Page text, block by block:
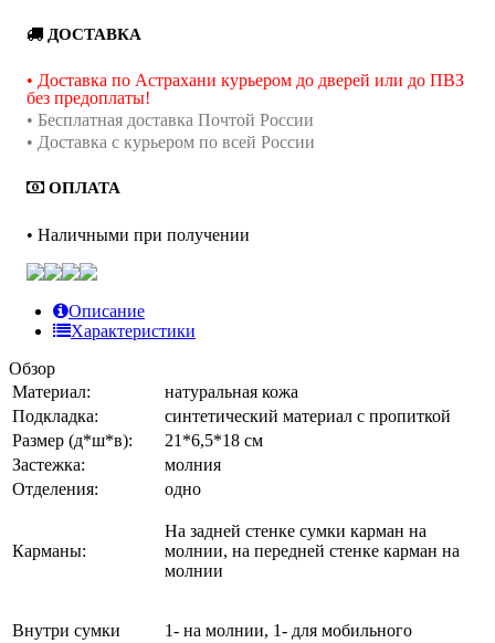
ДОСТАВКА
• Доставка по Астрахани курьером до дверей или до ПВЗ
без предоплаты!
• Бесплатная доставка Почтой России
• Доставка с курьером по всей России
ОПЛАТА
• Наличными при получении
Описание
Характеристики
Обзор
Материал:
натуральная кожа
Подкладка:
синтетический материал с пропиткой
Размер (д*ш*в):
21*6,5*18 см
Застежка:
молния
Отделения:
одно
Карманы:
На задней стенке сумки карман на
молнии, на передней стенке карман на
молнии
Внутри сумки
1- на молнии, 1- для мобильного